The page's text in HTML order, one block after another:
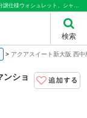
検索
アクアスイート新大阪 西中島南方の1DK賃貸マンション！西中島南方 分譲仕様ウォシュレット、シャンプードレッサーシステムキッチンオートロック、防犯カメラでセキュリティ充実淀川花火大会一望｜株式会社アイシティ住宅サービス
アクアスイート新大阪 西
ンショ